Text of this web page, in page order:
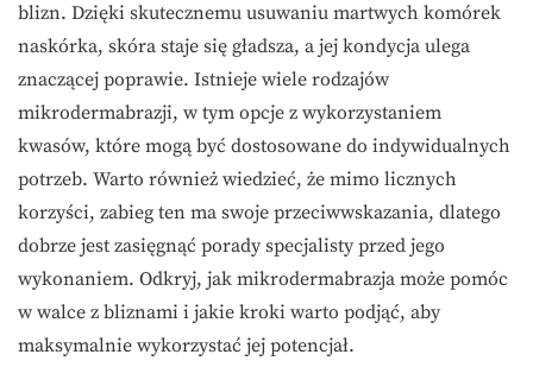
blizn. Dzięki skutecznemu usuwaniu martwych komórek
naskórka, skóra staje się gładsza, a jej kondycja ulega
znaczącej poprawie. Istnieje wiele rodzajów
mikrodermabrazji, w tym opcje z wykorzystaniem
kwasów, które mogą być dostosowane do indywidualnych
potrzeb. Warto również wiedzieć, że mimo licznych
korzyści, zabieg ten ma swoje przeciwwskazania, dlatego
dobrze jest zasięgnąć porady specjalisty przed jego
wykonaniem. Odkryj, jak mikrodermabrazja może pomóc
w walce z bliznami i jakie kroki warto podjąć, aby
maksymalnie wykorzystać jej potencjał.